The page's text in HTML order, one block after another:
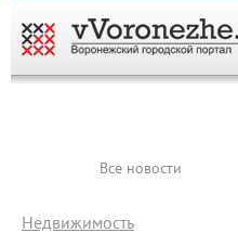
Все новости
Недвижимость